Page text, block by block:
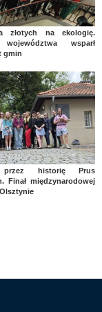
złotych na ekologię.
województwa wsparł
gmin
przez historię Prus
Finał międzynarodowej